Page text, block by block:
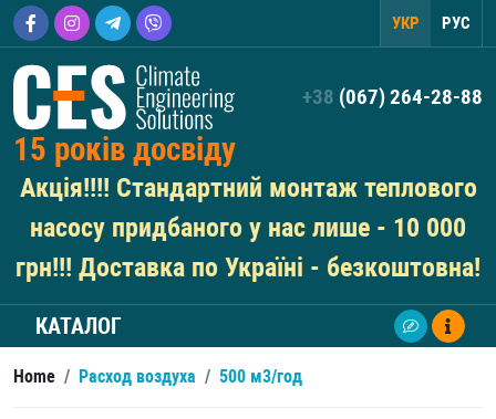
УКР РУС
+38 (067) 264-28-88
15 років досвіду
Акція!!!! Стандартний монтаж теплового
насосу придбаного у нас лише - 10 000
грн!!! Доставка по Україні - безкоштовна!
КАТАЛОГ
Home / Расход воздуха / 500 м3/год